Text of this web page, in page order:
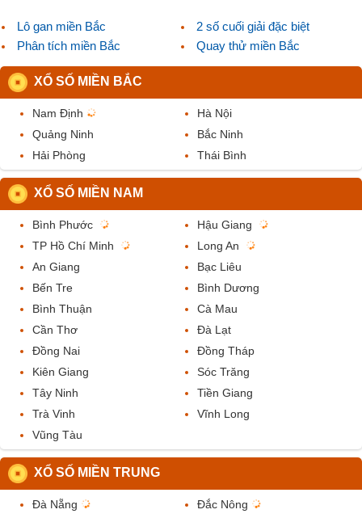
Lô gan miền Bắc
2 số cuối giải đặc biệt
Phân tích miền Bắc
Quay thử miền Bắc
XỔ SỐ MIỀN BẮC
Nam Định
Hà Nội
Quảng Ninh
Bắc Ninh
Hải Phòng
Thái Bình
XỔ SỐ MIỀN NAM
Bình Phước
Hậu Giang
TP Hồ Chí Minh
Long An
An Giang
Bạc Liêu
Bến Tre
Bình Dương
Bình Thuận
Cà Mau
Cần Thơ
Đà Lạt
Đồng Nai
Đồng Tháp
Kiên Giang
Sóc Trăng
Tây Ninh
Tiền Giang
Trà Vinh
Vĩnh Long
Vũng Tàu
XỔ SỐ MIỀN TRUNG
Đà Nẵng
Đắc Nông